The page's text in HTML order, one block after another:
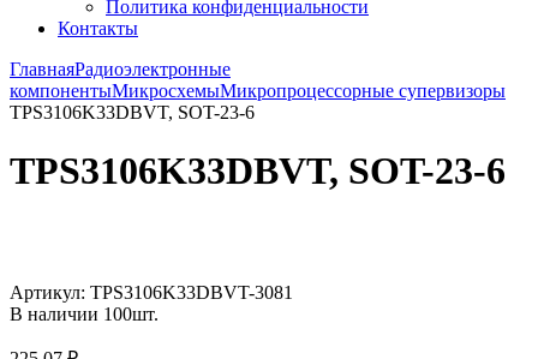
Политика конфиденциальности
Контакты
ГлавнаяРадиоэлектронные
компонентыМикросхемыМикропроцессорные супервизоры
TPS3106K33DBVT, SOT-23-6
TPS3106K33DBVT, SOT-23-6
Артикул: TPS3106K33DBVT-3081
В наличии 100шт.